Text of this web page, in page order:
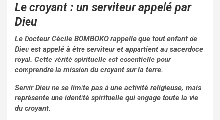
Le croyant : un serviteur appelé par
Dieu
Le Docteur Cécile BOMBOKO rappelle que tout enfant de
Dieu est appelé à être serviteur et appartient au sacerdoce
royal. Cette vérité spirituelle est essentielle pour
comprendre la mission du croyant sur la terre.
Servir Dieu ne se limite pas à une activité religieuse, mais
représente une identité spirituelle qui engage toute la vie
du croyant.